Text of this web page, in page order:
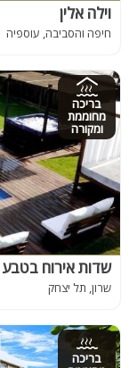
וילה אלין
חיפה והסביבה, עוספיה
בריכה
מחוממת
ומקורה
שדות אירוח בטבע
שרון, תל יצחק
בריכה